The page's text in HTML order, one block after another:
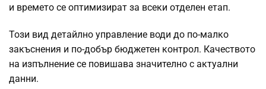
и времето се оптимизират за всеки отделен етап.
Този вид детайлно управление води до по-малко
закъснения и по-добър бюджетен контрол. Качеството
на изпълнение се повишава значително с актуални
данни.